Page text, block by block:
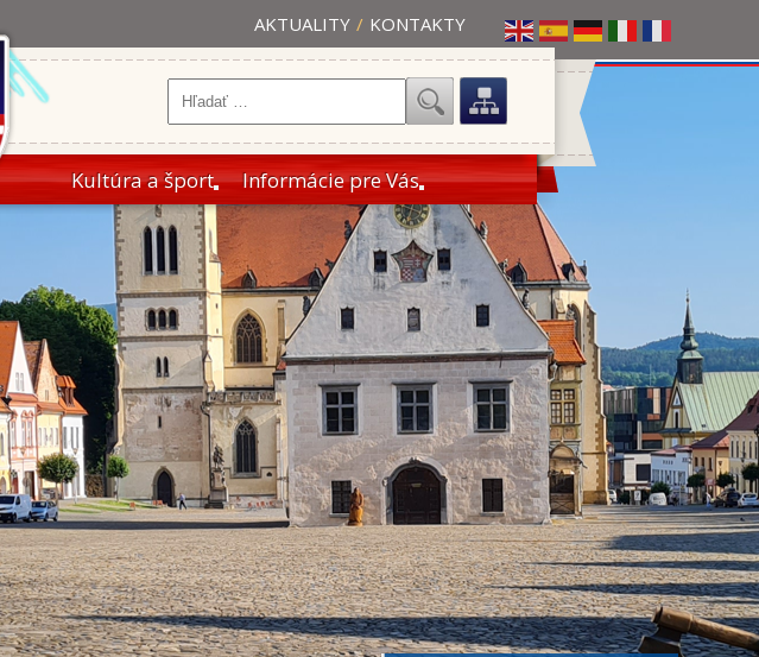
AKTUALITY / KONTAKTY
Kultúra a šport
Informácie pre Vás